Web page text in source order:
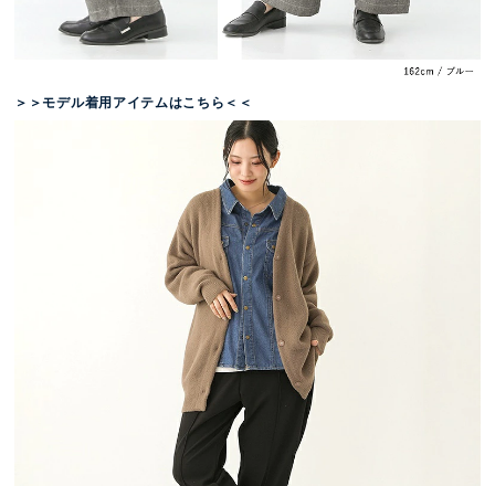
＞＞モデル着用アイテムはこちら＜＜